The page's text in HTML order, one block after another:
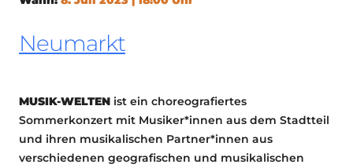
Neumarkt
MUSIK-WELTEN ist ein choreografiertes
Sommerkonzert mit Musiker*innen aus dem Stadtteil
und ihren musikalischen Partner*innen aus
verschiedenen geografischen und musikalischen